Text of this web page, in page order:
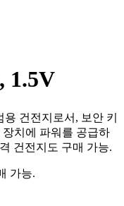
1.5V
건전지로서, 보안 키
치에 파워를 공급하
건전지도 구매 가능.
가능.